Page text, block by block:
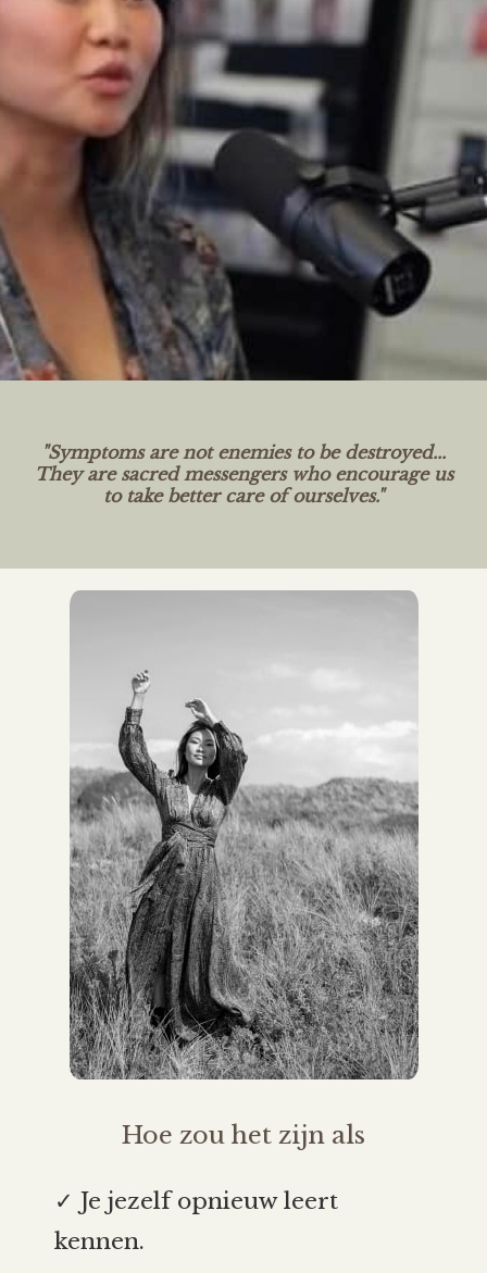
"Symptoms are not enemies to be destroyed...
They are sacred messengers who encourage us
to take better care of ourselves."
Hoe zou het zijn als
✓ Je jezelf opnieuw leert
kennen.